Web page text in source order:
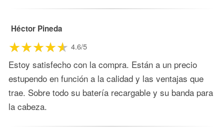
Héctor Pineda
4.6/5
Estoy satisfecho con la compra. Están a un precio
estupendo en función a la calidad y las ventajas que
trae. Sobre todo su batería recargable y su banda para
la cabeza.